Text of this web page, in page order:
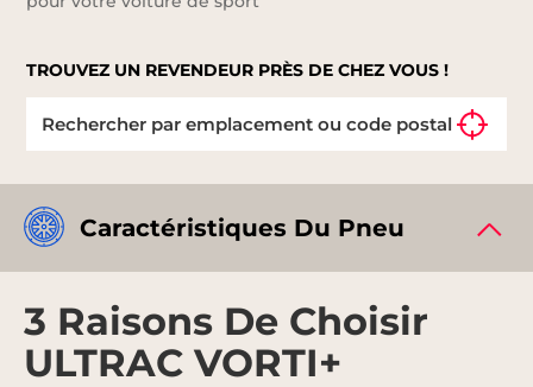
TROUVEZ UN REVENDEUR PRÈS DE CHEZ VOUS !
Caractéristiques Du Pneu
3 Raisons De Choisir
ULTRAC VORTI+